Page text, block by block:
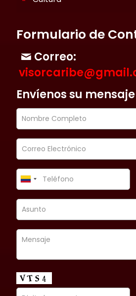
Formulario de
Correo:
Envíenos su mensaje